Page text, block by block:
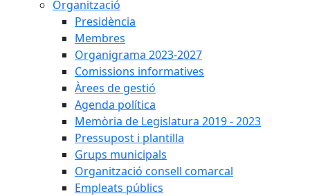
Organització
Presidència
Membres
Organigrama 2023-2027
Comissions informatives
Àrees de gestió
Agenda política
Memòria de Legislatura 2019 - 2023
Pressupost i plantilla
Grups municipals
Organització consell comarcal
Empleats públics